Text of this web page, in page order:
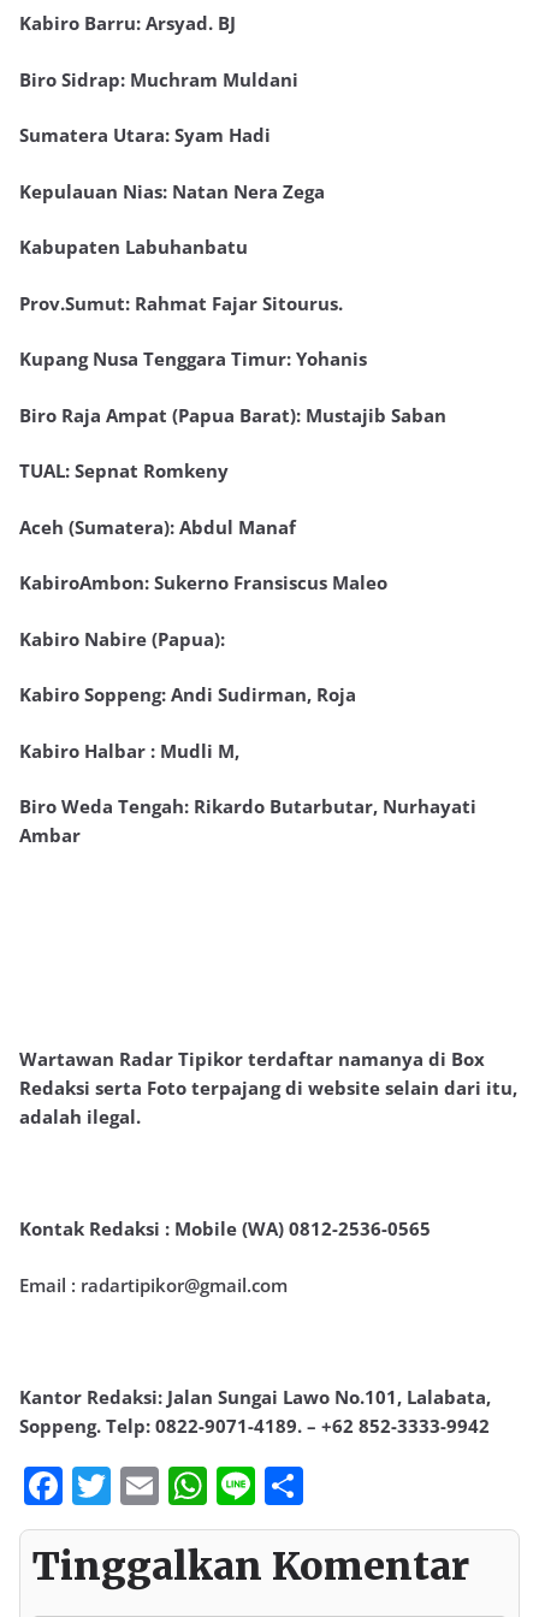
Kabiro Barru: Arsyad. BJ
Biro Sidrap: Muchram Muldani
Sumatera Utara: Syam Hadi
Kepulauan Nias: Natan Nera Zega
Kabupaten Labuhanbatu
Prov.Sumut: Rahmat Fajar Sitourus.
Kupang Nusa Tenggara Timur: Yohanis
Biro Raja Ampat (Papua Barat): Mustajib Saban
TUAL: Sepnat Romkeny
Aceh (Sumatera): Abdul Manaf
KabiroAmbon: Sukerno Fransiscus Maleo
Kabiro Nabire (Papua):
Kabiro Soppeng: Andi Sudirman, Roja
Kabiro Halbar : Mudli M,
Biro Weda Tengah: Rikardo Butarbutar, Nurhayati
Ambar
Wartawan Radar Tipikor terdaftar namanya di Box
Redaksi serta Foto terpajang di website selain dari itu,
adalah ilegal.
Kontak Redaksi : Mobile (WA) 0812-2536-0565
Email : radartipikor@gmail.com
Kantor Redaksi: Jalan Sungai Lawo No.101, Lalabata,
Soppeng. Telp: 0822-9071-4189. – +62 852-3333-9942
F
ac
e
T
w
itt
er
E
m
ai
W
h
at
Li
n
e
h
ar
Tinggalkan Komentar